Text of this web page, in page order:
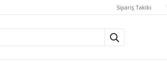
Sipariş Takibi